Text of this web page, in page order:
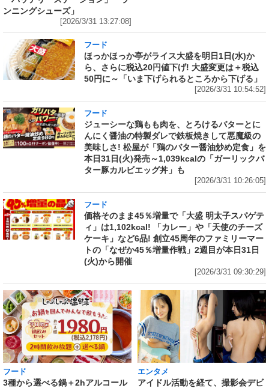
ンニングシューズ」
[2026/3/31 13:27:08]
フード
ほっかほっか亭がライス大盛を明日1日(水)か
ら、さらに税込20円値下げ! 大盛変更は＋税込
50円に～「いま下げられるところから下げる」
[2026/3/31 10:54:52]
フード
ジューシーな鶏もも肉を、とろけるバターとに
んにく醤油の特製ダレで鉄板焼きして悪魔級の
美味しさ! 松屋が「鶏のバター醤油炒め定食」を
本日31日(火)発売～1,039kcalの「ガーリックバ
ター豚カルビエッグ丼」も
[2026/3/31 10:26:05]
フード
価格そのまま45％増量で「大盛 明太子スパゲテ
ィ」は1,102kcal! 「カレー」や「天使のチーズ
ケーキ」など6品! 創立45周年のファミリーマー
トの「なぜか45％増量作戦」2週目が本日31日
(火)から開催
[2026/3/31 09:30:29]
フード
3種から選べる鍋＋2hアルコール
エンタメ
アイドル活動を経て、撮影会デビ